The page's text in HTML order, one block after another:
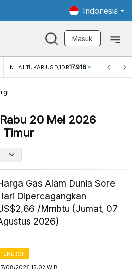
Indonesia
Masuk
NILAI TUKAR USD/IDR17.916 INFLASI
20 Mei 2026
Timur
Gas Alam Dunia Sore
Diperdagangkan
/Mmbtu (Jumat, 07
2026)
ENERGI
08/2026 15:02 WIB